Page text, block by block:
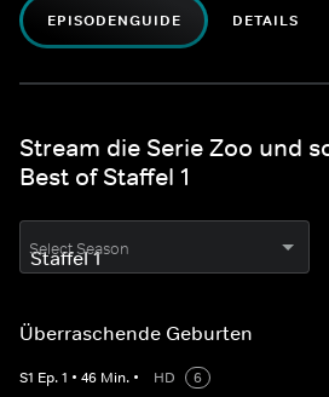
EPISODENGUIDE DETAILS
Stream die Serie Zoo und
Best of Staffel 1
Select Season
Überraschende Geburten
S1 Ep.1 • 46 Min. • HD
6